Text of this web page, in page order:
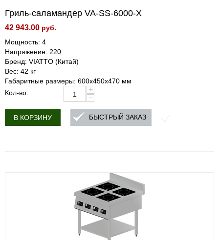
Гриль-саламандер VA-SS-6000-X
42 943.00 руб.
Мощность: 4
Напряжение: 220
Бренд: VIATTO (Китай)
Вес: 42 кг
Габаритные размеры: 600x450x470 мм
Кол-во:
+
−
В КОРЗИНУ БЫСТРЫЙ ЗАКАЗ